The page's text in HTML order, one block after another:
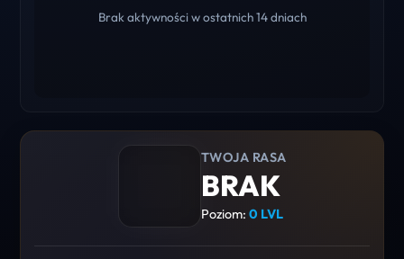
Brak aktywności w ostatnich 14 dniach
TWOJA RASA
BRAK
Poziom: 0 LVL